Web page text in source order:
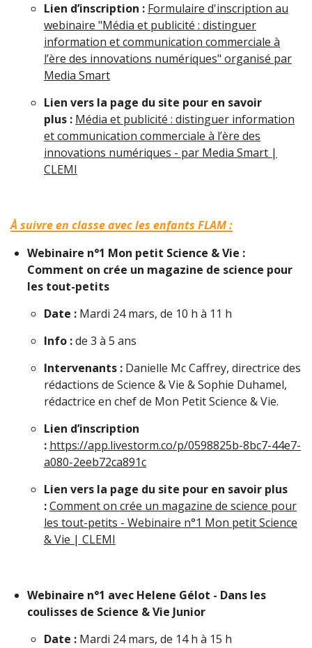
Lien d’inscription : Formulaire d'inscription au
webinaire "Média et publicité : distinguer
information et communication commerciale à
l’ère des innovations numériques" organisé par
Media Smart
Lien vers la page du site pour en savoir
plus : Média et publicité : distinguer information
et communication commerciale à l’ère des
innovations numériques - par Media Smart |
CLEMI
À suivre en classe avec les enfants FLAM :
Webinaire n°1 Mon petit Science & Vie :
Comment on crée un magazine de science pour
les tout-petits
Date : Mardi 24 mars, de 10 h à 11 h
Info :de 3 à 5 ans
Intervenants : Danielle Mc Caffrey, directrice des
rédactions de Science & Vie & Sophie Duhamel,
rédactrice en chef de Mon Petit Science & Vie.
Lien d’inscription
: https://app.livestorm.co/p/0598825b-8bc7-44e7-
a080-2eeb72ca891c
Lien vers la page du site pour en savoir plus
:Comment on crée un magazine de science pour
les tout-petits - Webinaire n°1 Mon petit Science
& Vie | CLEMI
Webinaire n°1 avec Helene Gélot - Dans les
coulisses de Science & Vie Junior
Date : Mardi 24 mars, de 14 h à 15 h